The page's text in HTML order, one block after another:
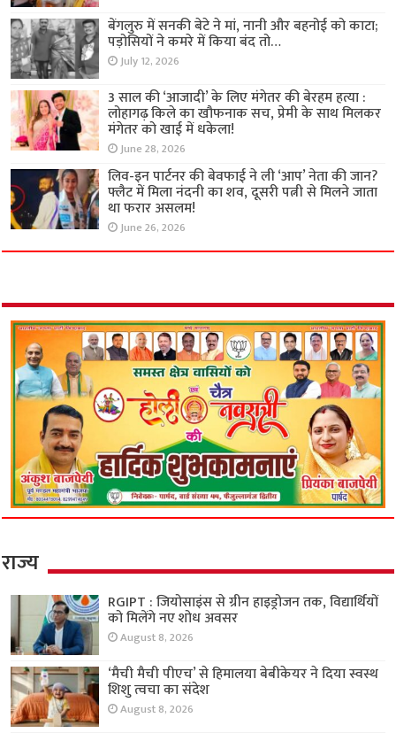
बेंगलुरु में सनकी बेटे ने मां, नानी और बहनोई को काटा;
पड़ोसियों ने कमरे में किया बंद तो…
July 12, 2026
3 साल की ‘आजादी’ के लिए मंगेतर की बेरहम हत्या :
लोहागढ़ किले का खौफनाक सच, प्रेमी के साथ मिलकर
मंगेतर को खाई में धकेला!
June 28, 2026
लिव-इन पार्टनर की बेवफाई ने ली ‘आप’ नेता की जान?
फ्लैट में मिला नंदनी का शव, दूसरी पत्नी से मिलने जाता
था फरार असलम!
June 26, 2026
राज्य
RGIPT : जियोसाइंस से ग्रीन हाइड्रोजन तक, विद्यार्थियों
को मिलेंगे नए शोध अवसर
August 8, 2026
‘मैची मैची पीएच’ से हिमालया बेबीकेयर ने दिया स्वस्थ
शिशु त्वचा का संदेश
August 8, 2026